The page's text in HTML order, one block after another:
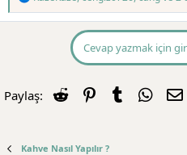
p
:
Cevap yazmak için
Paylaş: Reddit PinterestTumblr
Kahve Nasıl Yapılır ?